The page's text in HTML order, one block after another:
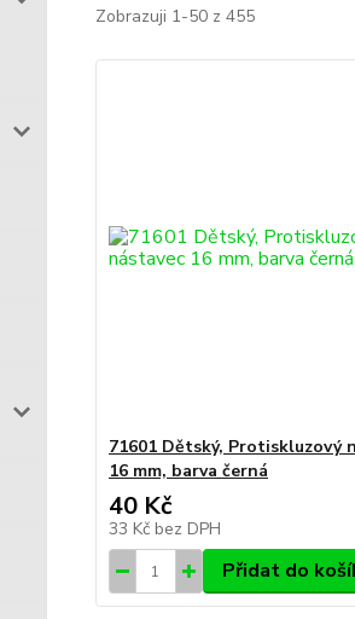
Zobrazuji 1-50 z 455
71601 Dětský, Protiskluzový
16 mm, barva černá
40 Kč
33 Kč bez DPH
Přidat do